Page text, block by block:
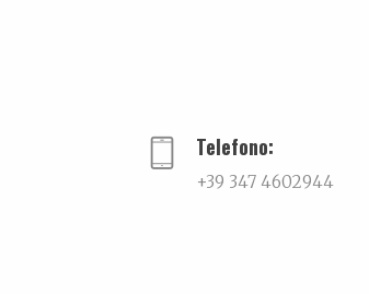
Telefono:
+39 347 4602944